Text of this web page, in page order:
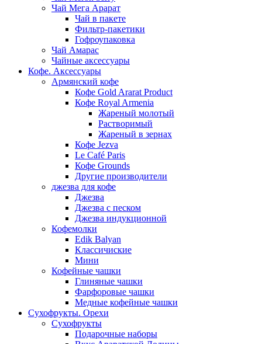
Чай Мега Арарат
Чай в пакете
Фильтр-пакетики
Гофроупаковка
Чай Амарас
Чайные аксессуары
Кофе. Аксессуары
Армянский кофе
Кофе Gold Ararat Product
Кофе Royal Armenia
Жареный молотый
Растворимый
Жареный в зернах
Кофе Jezva
Le Café Paris
Кофе Grounds
Другие производители
джезва для кофе
Джезва
Джезва с песком
Джезва индукционной
Кофемолки
Edik Balyan
Классичиские
Мини
Кофейные чашки
Глиняные чашки
Фарфоровые чашки
Медные кофейные чашки
Сухофрукты. Орехи
Сухофрукты
Подарочные наборы